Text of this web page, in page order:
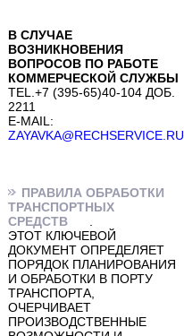
В СЛУЧАЕ
ВОЗНИКНОВЕНИЯ
ВОПРОСОВ ПО РАБОТЕ
КОММЕРЧЕСКОЙ СЛУЖБЫ
TEL.+7 (395-65)40-104 ДОБ.
2211
E-MAIL:
ZAYAVKA@RECHSERVICE.RU
ПРАВИЛА ОБРАБОТКИ
ТРАНСПОРТНЫХ
СРЕДСТВ
ЭТОТ КЛЮЧЕВОЙ
ДОКУМЕНТ ОПРЕДЕЛЯЕТ
ПОРЯДОК ПЛАНИРОВАНИЯ
И ОБРАБОТКИ В ПОРТУ
ТРАНСПОРТА,
ОЧЕРЧИВАЕТ
ПРОИЗВОДСТВЕННЫЕ